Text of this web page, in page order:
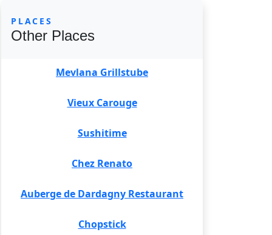
PLACES
Other Places
Mevlana Grillstube
Vieux Carouge
Sushitime
Chez Renato
Auberge de Dardagny Restaurant
Chopstick